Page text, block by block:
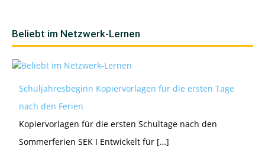
Beliebt im Netzwerk-Lernen
Schuljahresbeginn Kopiervorlagen für die ersten Tage
nach den Ferien
Kopiervorlagen für die ersten Schultage nach den
Sommerferien SEK I Entwickelt für […]